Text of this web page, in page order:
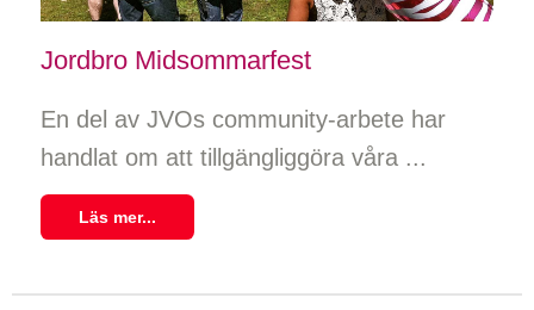
Jordbro Midsommarfest
En del av JVOs community-arbete har
handlat om att tillgängliggöra våra ...
Läs mer...